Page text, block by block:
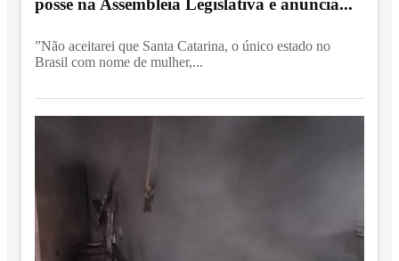
posse na Assembleia Legislativa e anuncia...
”Não aceitarei que Santa Catarina, o único estado no
Brasil com nome de mulher,...